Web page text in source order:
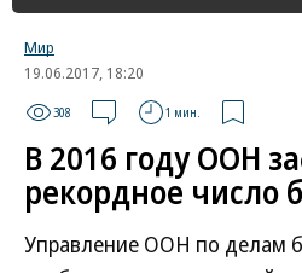
Мир
19.06.2017, 18:20
308 1 мин.
В 2016 году ООН
рекордное число
Управление ООН по делам